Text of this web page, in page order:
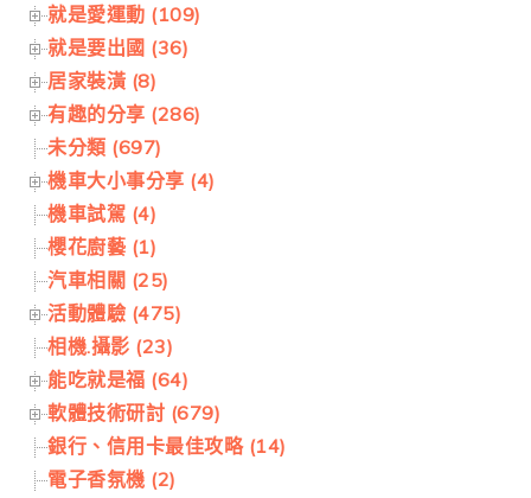
就是愛運動 (109)
就是要出國 (36)
居家裝潢 (8)
有趣的分享 (286)
未分類 (697)
機車大小事分享 (4)
機車試駕 (4)
櫻花廚藝 (1)
汽車相關 (25)
活動體驗 (475)
相機.攝影 (23)
能吃就是福 (64)
軟體技術研討 (679)
銀行、信用卡最佳攻略 (14)
電子香氛機 (2)